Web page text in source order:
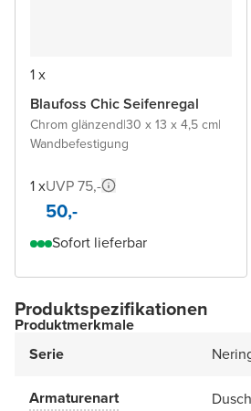
1 x
Blaufoss Chic Seifenregal
Chrom glänzend|30 x 13 x 4,5 cm|
Wandbefestigung
1 xUVP 75,-
50,-
Sofort lieferbar
Produktspezifikationen
Produktmerkmale
Serie
Armaturenart